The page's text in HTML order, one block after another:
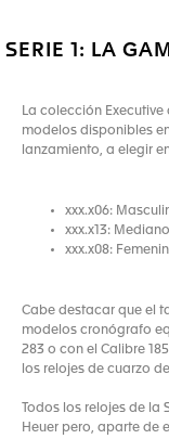
SERIE 1: LA
La colección
modelos disponibles
lanzamiento, a elegir
xxx.x06:
xxx.x13: Mediano
xxx.x08:
Cabe destacar que el
modelos cronógrafo
283 o con el Calibre
los relojes de cuarzo
Todos los relojes de la
Heuer pero, aparte de